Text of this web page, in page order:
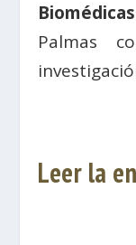
Biomédicas
Palmas
Leer la